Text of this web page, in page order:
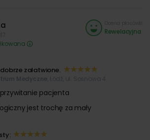
Rewelacyjna
załatwione.
przywitanie pacjenta
jest trochę za mały